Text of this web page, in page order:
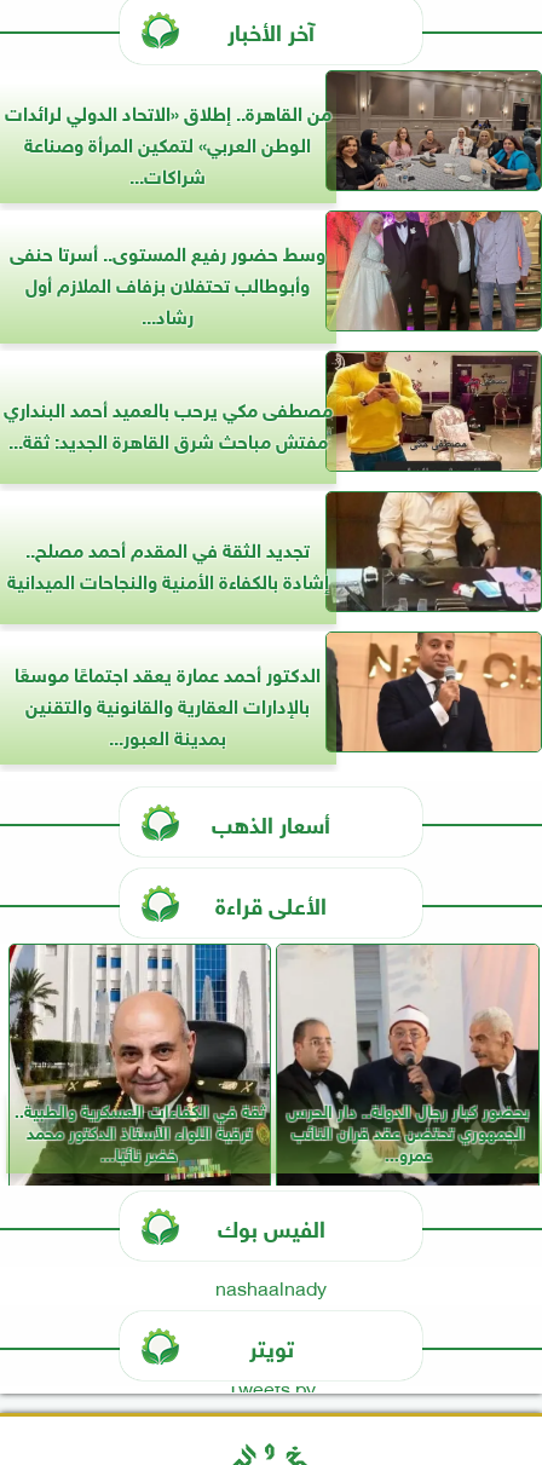
آخر الأخبار
من القاهرة.. إطلاق «الاتحاد الدولي لرائدات
الوطن العربي» لتمكين المرأة وصناعة
شراكات...
وسط حضور رفيع المستوى.. أسرتا حنفى
وأبوطالب تحتفلان بزفاف الملازم أول
رشاد...
مصطفى مكي يرحب بالعميد أحمد البنداري
مفتش مباحث شرق القاهرة الجديد: ثقة...
تجديد الثقة في المقدم أحمد مصلح..
إشادة بالكفاءة الأمنية والنجاحات الميدانية
الدكتور أحمد عمارة يعقد اجتماعًا موسعًا
بالإدارات العقارية والقانونية والتقنين
بمدينة العبور...
أسعار الذهب
الأعلى قراءة
بحضور كبار رجال الدولة.. دار الحرس
الجمهوري تحتضن عقد قران النائب
عمرو...
ثقة في الكفاءات العسكرية والطبية..
ترقية اللواء الأستاذ الدكتور محمد
خضر نائبًا...
الفيس بوك
nashaalnady
تويتر
Tweets by